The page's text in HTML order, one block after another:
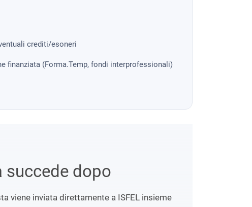
crediti/esoneri
finanziata (Forma.Temp, fondi interprofessionali)
succede dopo
viene inviata direttamente a ISFEL insieme